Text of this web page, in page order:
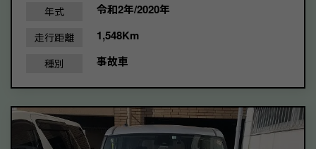
年式 令和2年/2020年
走行距離 1,548Km
種別 事故車